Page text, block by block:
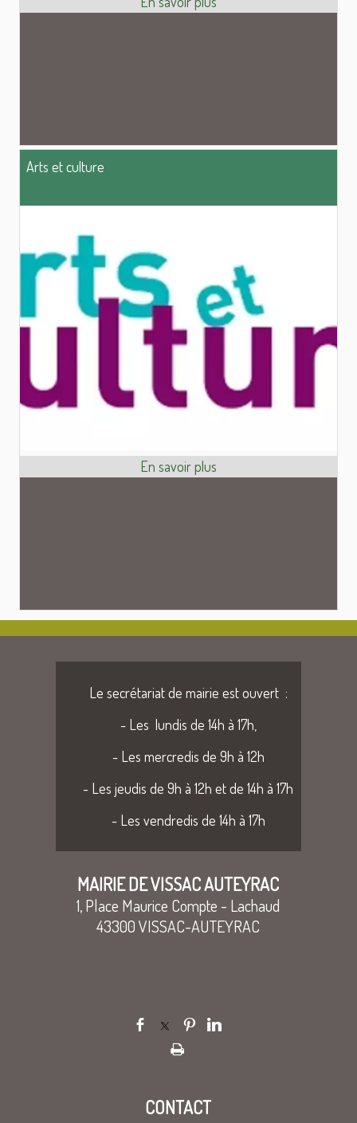
Arts et culture
Le secrétariat de mairie est ouvert :
- Les lundis de 14h à 17h,
- Les mercredis de 9h à 12h
- Les jeudis de 9h à 12h et de 14h à 17h
- Les vendredis de 14h à 17h
MAIRIE DE VISSAC AUTEYRAC
1, Place Maurice Compte - Lachaud
43300 VISSAC-AUTEYRAC
CONTACT